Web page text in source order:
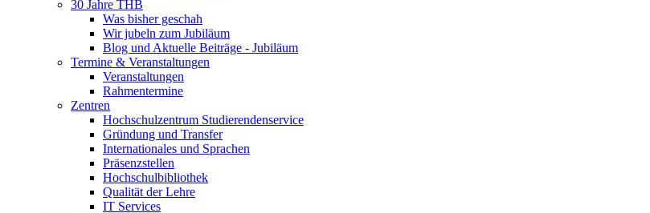
30 Jahre THB
Was bisher geschah
Wir jubeln zum Jubiläum
Blog und Aktuelle Beiträge - Jubiläum
Termine & Veranstaltungen
Veranstaltungen
Rahmentermine
Zentren
Hochschulzentrum Studierendenservice
Gründung und Transfer
Internationales und Sprachen
Präsenzstellen
Hochschulbibliothek
Qualität der Lehre
IT Services